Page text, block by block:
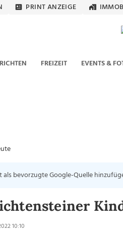
PRINT ANZEIGE
FREIZEIT EVENTS &
als bevorzugte Google-Quelle
10:10